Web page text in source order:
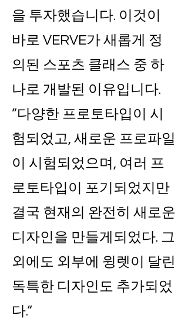
을 투자했습니다. 이것이
바로 VERVE가 새롭게 정
의된 스포츠 클래스 중 하
나로 개발된 이유입니다.
”다양한 프로토타입이 시
험되었고, 새로운 프로파일
이 시험되었으며, 여러 프
로토타입이 포기되었지만
결국 현재의 완전히 새로운
디자인을 만들게되었다. 그
외에도 외부에 윙렛이 달린
독특한 디자인도 추가되었
다.“